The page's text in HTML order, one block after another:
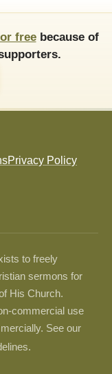
freebecause of
Privacy Policy
to freely
sermons for
His Church.
commercial use
See our